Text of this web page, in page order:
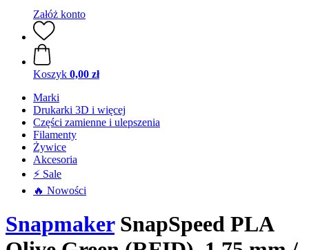
Załóż konto
Koszyk 0,00 zł
Marki
Drukarki 3D i więcej
Części zamienne i ulepszenia
Filamenty
Żywice
Akcesoria
⚡ Sale
🔥 Nowości
SnapmakerSnapSpeed PLA